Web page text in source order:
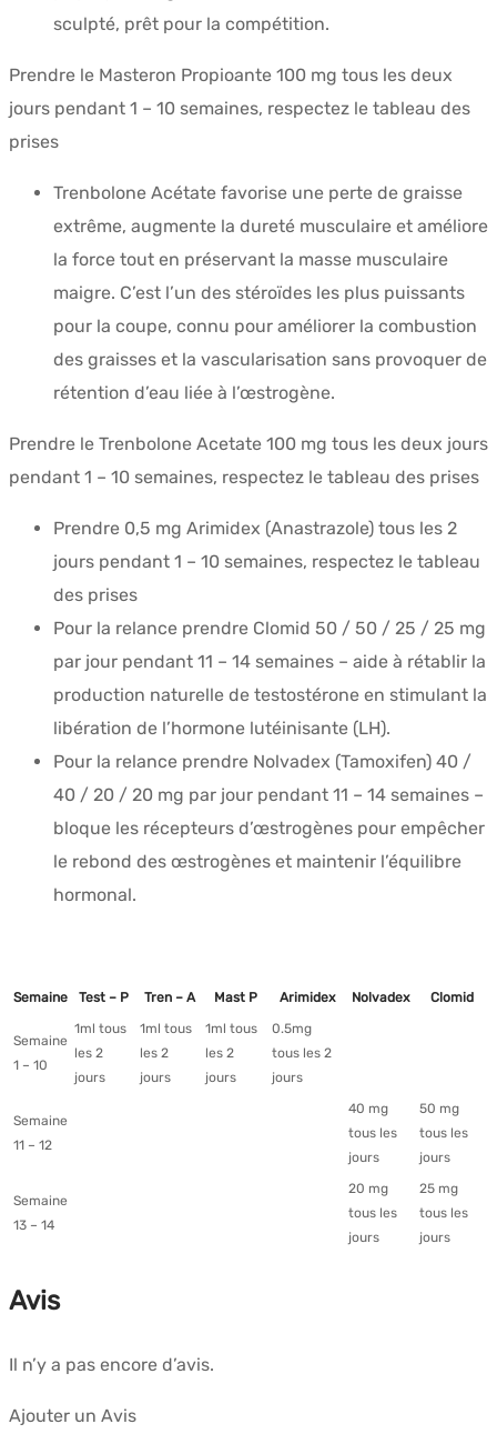
sculpté, prêt pour la compétition.
Prendre le Masteron Propioante 100 mg tous les deux
jours pendant 1 – 10 semaines, respectez le tableau des
prises
Trenbolone Acétate favorise une perte de graisse
extrême, augmente la dureté musculaire et améliore
la force tout en préservant la masse musculaire
maigre. C’est l’un des stéroïdes les plus puissants
pour la coupe, connu pour améliorer la combustion
des graisses et la vascularisation sans provoquer de
rétention d’eau liée à l’œstrogène.
Prendre le Trenbolone Acetate 100 mg tous les deux jours
pendant 1 – 10 semaines, respectez le tableau des prises
Prendre 0,5 mg Arimidex (Anastrazole) tous les 2
jours pendant 1 – 10 semaines, respectez le tableau
des prises
Pour la relance prendre Clomid 50 / 50 / 25 / 25 mg
par jour pendant 11 – 14 semaines – aide à rétablir la
production naturelle de testostérone en stimulant la
libération de l’hormone lutéinisante (LH).
Pour la relance prendre Nolvadex (Tamoxifen) 40 /
40 / 20 / 20 mg par jour pendant 11 – 14 semaines –
bloque les récepteurs d’œstrogènes pour empêcher
le rebond des œstrogènes et maintenir l’équilibre
hormonal.
Semaine Test – P Tren – A Mast P Arimidex Nolvadex Clomid
Semaine
1 – 10
1ml tous
les 2
jours
1ml tous
les 2
jours
1ml tous
les 2
jours
0.5mg
tous les 2
jours
Semaine
11 – 12
40 mg
tous les
jours
50 mg
tous les
jours
Semaine
13 – 14
20 mg
tous les
jours
25 mg
tous les
jours
Avis
Il n’y a pas encore d’avis.
Ajouter un Avis